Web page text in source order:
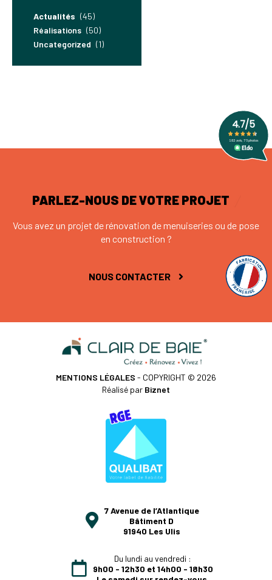
Actualités (45)
Réalisations (50)
Uncategorized (1)
PARLEZ-NOUS DE VOTRE PROJET
Vous avez un projet de rénovation de menuiseries ou de pose
en construction ?
NOUS CONTACTER
7 Avenue de l’Atlantique
Bâtiment D
91940 Les Ulis
Du lundi au vendredi :
9h00 - 12h30 et 14h00 - 18h30
MENTIONS LÉGALES - COPYRIGHT © 2026
Réalisé par Biznet